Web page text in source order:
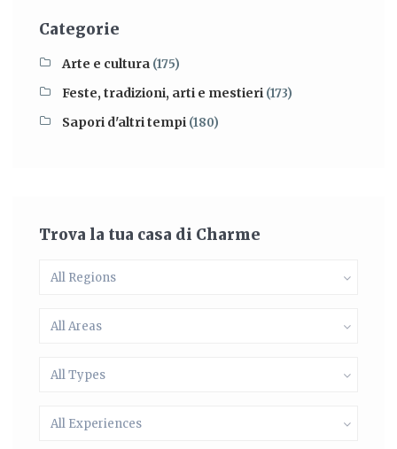
Categorie
Arte e cultura (175)
Feste, tradizioni, arti e mestieri (173)
Sapori d'altri tempi (180)
Trova la tua casa di Charme
All Regions
All Areas
All Types
All Experiences